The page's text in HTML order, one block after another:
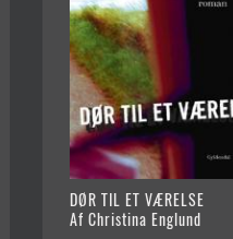
DØR TIL ET VÆRELSE
Af Christina Englund